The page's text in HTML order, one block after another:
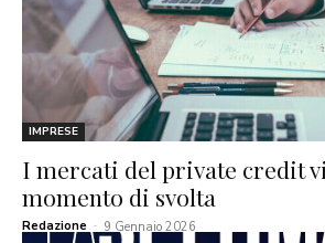
IMPRESE
I mercati del private credit
momento di svolta
Redazione - 9 Gennaio 2026